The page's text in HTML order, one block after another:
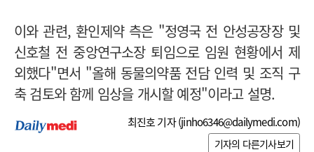
이와 관련, 환인제약 측은 "정영국 전 안성공장장 및
신호철 전 중앙연구소장 퇴임으로 임원 현황에서 제
외했다"면서 "올해 동물의약품 전담 인력 및 조직 구
축 검토와 함께 임상을 개시할 예정"이라고 설명.
최진호 기자 (jinho6346@dailymedi.com)
기자의 다른기사보기